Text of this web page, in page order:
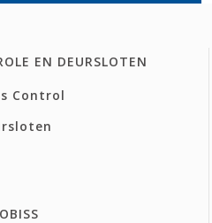
EN DEURSLOTEN
Control